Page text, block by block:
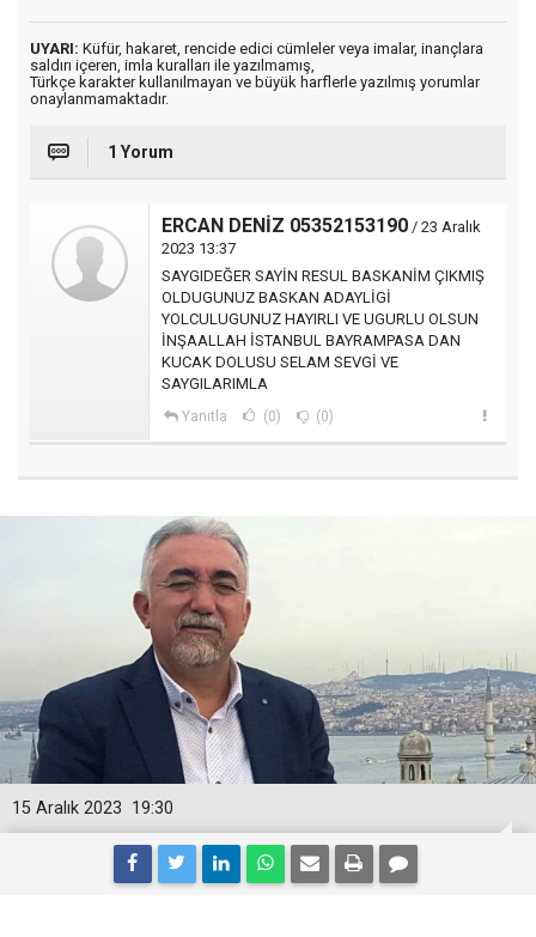
UYARI: Küfür, hakaret, rencide edici cümleler veya imalar, inançlara
saldırı içeren, imla kuralları ile yazılmamış,
Türkçe karakter kullanılmayan ve büyük harflerle yazılmış yorumlar
onaylanmamaktadır.
1 Yorum
ERCAN DENİZ 05352153190 / 23 Aralık
2023 13:37
SAYGIDEĞER SAYİN RESUL BASKANİM ÇIKMIŞ
OLDUGUNUZ BASKAN ADAYLİGİ
YOLCULUGUNUZ HAYIRLI VE UGURLU OLSUN
İNŞAALLAH İSTANBUL BAYRAMPASA DAN
KUCAK DOLUSU SELAM SEVGİ VE
SAYGILARIMLA
Yanıtla (0) (0)
19:30
15 Aralık 2023